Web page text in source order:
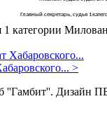
Главный секретарь, судья
1 категории
Хабаровского...
>
''Гамбит''. Дизайн